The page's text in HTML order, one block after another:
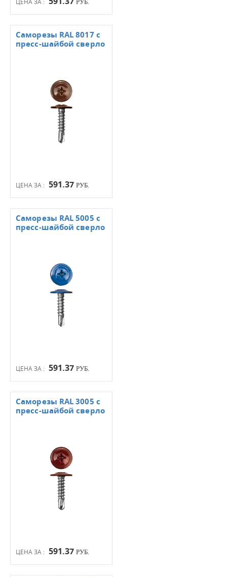
ЦЕНА ЗА : РУБ.
ЦЕНА ЗА : 591.37 РУБ.
Саморезы RAL 8017 с
пресс-шайбой сверло
ЦЕНА ЗА : 591.37 РУБ.
Саморезы RAL 5005 с
пресс-шайбой сверло
ЦЕНА ЗА : 591.37 РУБ.
Саморезы RAL 3005 с
пресс-шайбой сверло